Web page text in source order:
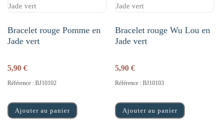
Bracelet rouge Pomme en
Jade vert
5,90 €
Référence : BJ10102
Ajouter au panier
Bracelet rouge Wu Lou en
Jade vert
5,90€
Référence : BJ10103
Ajouter au panier